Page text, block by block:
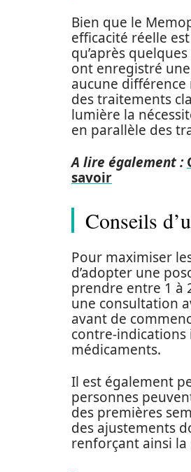
Bien que le
efficacité réelle
qu’après
ont enregistré
aucune
des traitements
lumière la
en parallèle des
A lire également :
savoir
Conseils
Pour maximiser
d’adopter une
prendre entre 1 à
une consultation
avant de
contre-indications
médicaments.
Il est également
personnes
des premières
des ajustements
renforçant ainsi la